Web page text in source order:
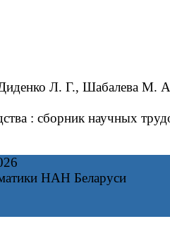
Л. Г., Шабалева М.
: сборник научных
НАН Беларуси